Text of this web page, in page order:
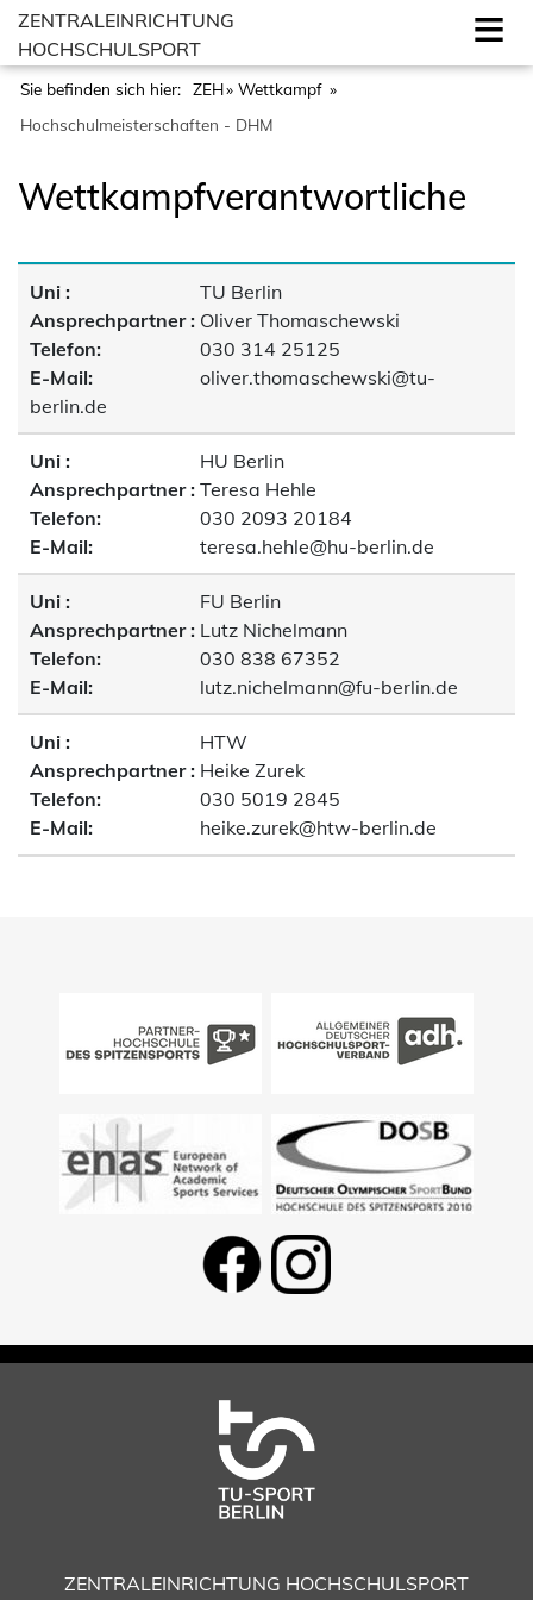
ZENTRALEINRICHTUNG
HOCHSCHULSPORT
Sie befinden sich hier: ZEH
Wettkampf
Hochschulmeisterschaften - DHM
Wettkampfverantwortliche
Uni :
TU Berlin
Ansprechpartner : Oliver Thomaschewski
Telefon:
030 314 25125
E-Mail:
oliver.thomaschewski@tu-
berlin.de
Uni :
HU Berlin
Ansprechpartner : Teresa Hehle
Telefon:
030 2093 20184
E-Mail:
teresa.hehle@hu-berlin.de
Uni :
FU Berlin
Ansprechpartner : Lutz Nichelmann
Telefon:
030 838 67352
E-Mail:
lutz.nichelmann@fu-berlin.de
Uni :
HTW
Ansprechpartner : Heike Zurek
Telefon:
030 5019 2845
E-Mail:
heike.zurek@htw-berlin.de
ZENTRALEINRICHTUNG HOCHSCHULSPORT